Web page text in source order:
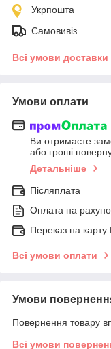
Укрпошта
Самовивіз
Всі умови доставки
Умови оплати
Ви отримаєте
або гроші
Детальніше
Післяплата
Оплата на
Переказ на карту
Всі умови оплати
Умови
Повернення товару
Всі умови